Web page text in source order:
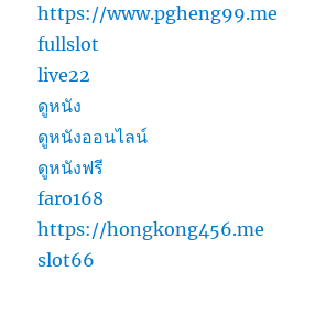
https://www.pgheng99.me
fullslot
live22
ดูหนัง
ดูหนังออนไลน์
ดูหนังฟรี
faro168
https://hongkong456.me
slot66